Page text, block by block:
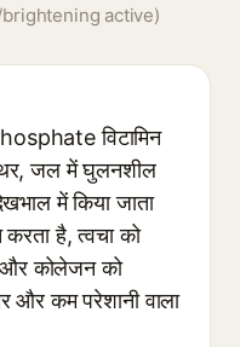
active)
विटामिन
जल में घुलनशील
में किया जाता
है, त्वचा को
और कोलेजन को
और कम परेशानी वाला